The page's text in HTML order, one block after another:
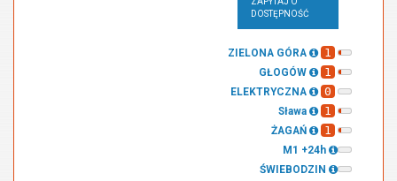
DOSTĘPNOŚĆ
ZIELONA GÓRA 1
GŁOGÓW 1
ELEKTRYCZNA 0
Sława 1
ŻAGAŃ 1
M1 +24h
ŚWIEBODZIN